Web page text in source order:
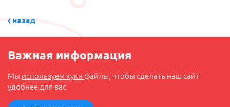
назад
Важная информация
Мы используем куки файлы, чтобы сделать наш сайт
удобнее для вас